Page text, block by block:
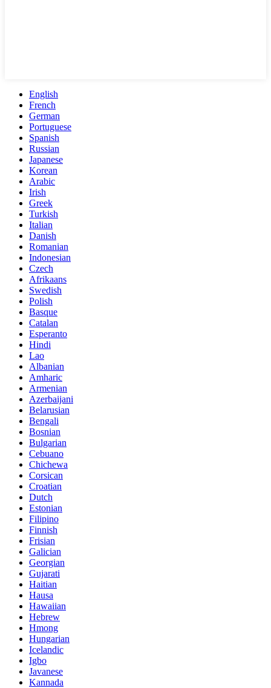
English
French
German
Portuguese
Spanish
Russian
Japanese
Korean
Arabic
Irish
Greek
Turkish
Italian
Danish
Romanian
Indonesian
Czech
Afrikaans
Swedish
Polish
Basque
Catalan
Esperanto
Hindi
Lao
Albanian
Amharic
Armenian
Azerbaijani
Belarusian
Bengali
Bosnian
Bulgarian
Cebuano
Chichewa
Corsican
Croatian
Dutch
Estonian
Filipino
Finnish
Frisian
Galician
Georgian
Gujarati
Haitian
Hausa
Hawaiian
Hebrew
Hmong
Hungarian
Icelandic
Igbo
Javanese
Kannada